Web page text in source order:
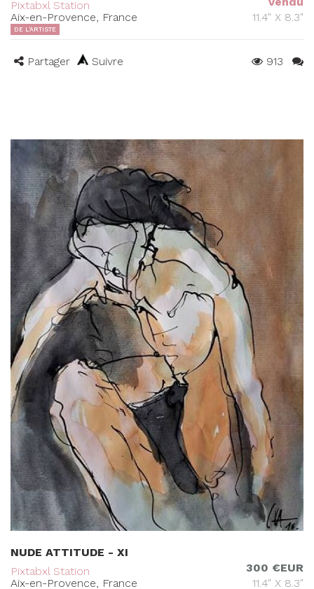
Pixtabxl Station
Aix-en-Provence, France
11.4" X 8.3"
DE L'ARTISTE
Partager Suivre 913
NUDE ATTITUDE - XI
Pixtabxl Station
Aix-en-Provence, France
300 €EUR
11.4" X 8.3"